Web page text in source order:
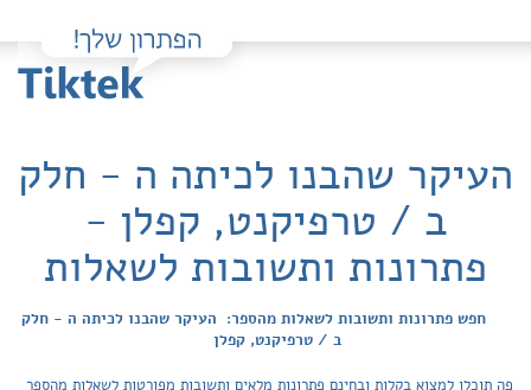
העיקר שהבנו לכיתה ה - חלק
ב / טרפיקנט, קפלן -
פתרונות ותשובות לשאלות
חפש פתרונות ותשובות לשאלות מהספר: העיקר שהבנו לכיתה ה - חלק
ב / טרפיקנט, קפלן
פה תוכלו למצוא בקלות ובחינם פתרונות מלאים ותשובות מפורטות לשאלות מהספר